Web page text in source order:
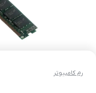
رم کامپیوتر